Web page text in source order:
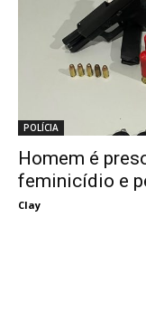
POLÍCIA
Homem é
feminicídio e
Clay